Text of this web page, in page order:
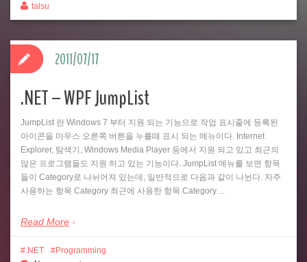
talsu
.NET – WPF JumpList
JumpList 란 Windows 7 부터 지원 되는 기능으로 작업 표시줄에 등록된
아이콘을 마우스 오른쪽 버튼을 누를때 표시 되는 메뉴이다. Internet
Explorer, 탐색기, Windows Media Player 등에서 지원 되고 있고 최근의
많은 프로그램들도 지원 하고 있는 기능이다. JumpList 메뉴를 보면 항목
들이 Category로 나뉘어져 있는데, 일반적으로 다음과 같이 나뉜다. 자주
사용하는 항목 Category 최근에 사용한 항목 Category…
Read More
2011/07/17
.NET
Programming